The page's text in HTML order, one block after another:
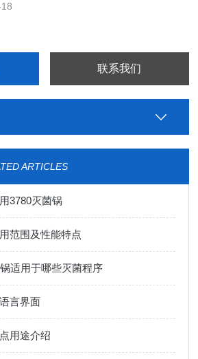
联系我们
ARTICLES
3780灭菌锅
范围及性能特点
适用于哪些灭菌程序
言界面
用途介绍